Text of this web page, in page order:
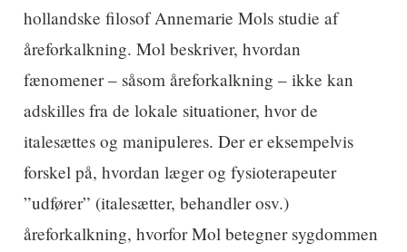
hollandske filosof Annemarie Mols studie af
åreforkalkning. Mol beskriver, hvordan
fænomener – såsom åreforkalkning – ikke kan
adskilles fra de lokale situationer, hvor de
italesættes og manipuleres. Der er eksempelvis
forskel på, hvordan læger og fysioterapeuter
”udfører” (italesætter, behandler osv.)
åreforkalkning, hvorfor Mol betegner sygdommen